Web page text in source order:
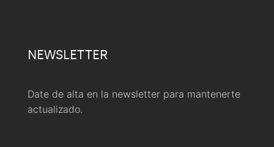
NEWSLETTER
Date de alta en la newsletter para mantenerte
actualizado.